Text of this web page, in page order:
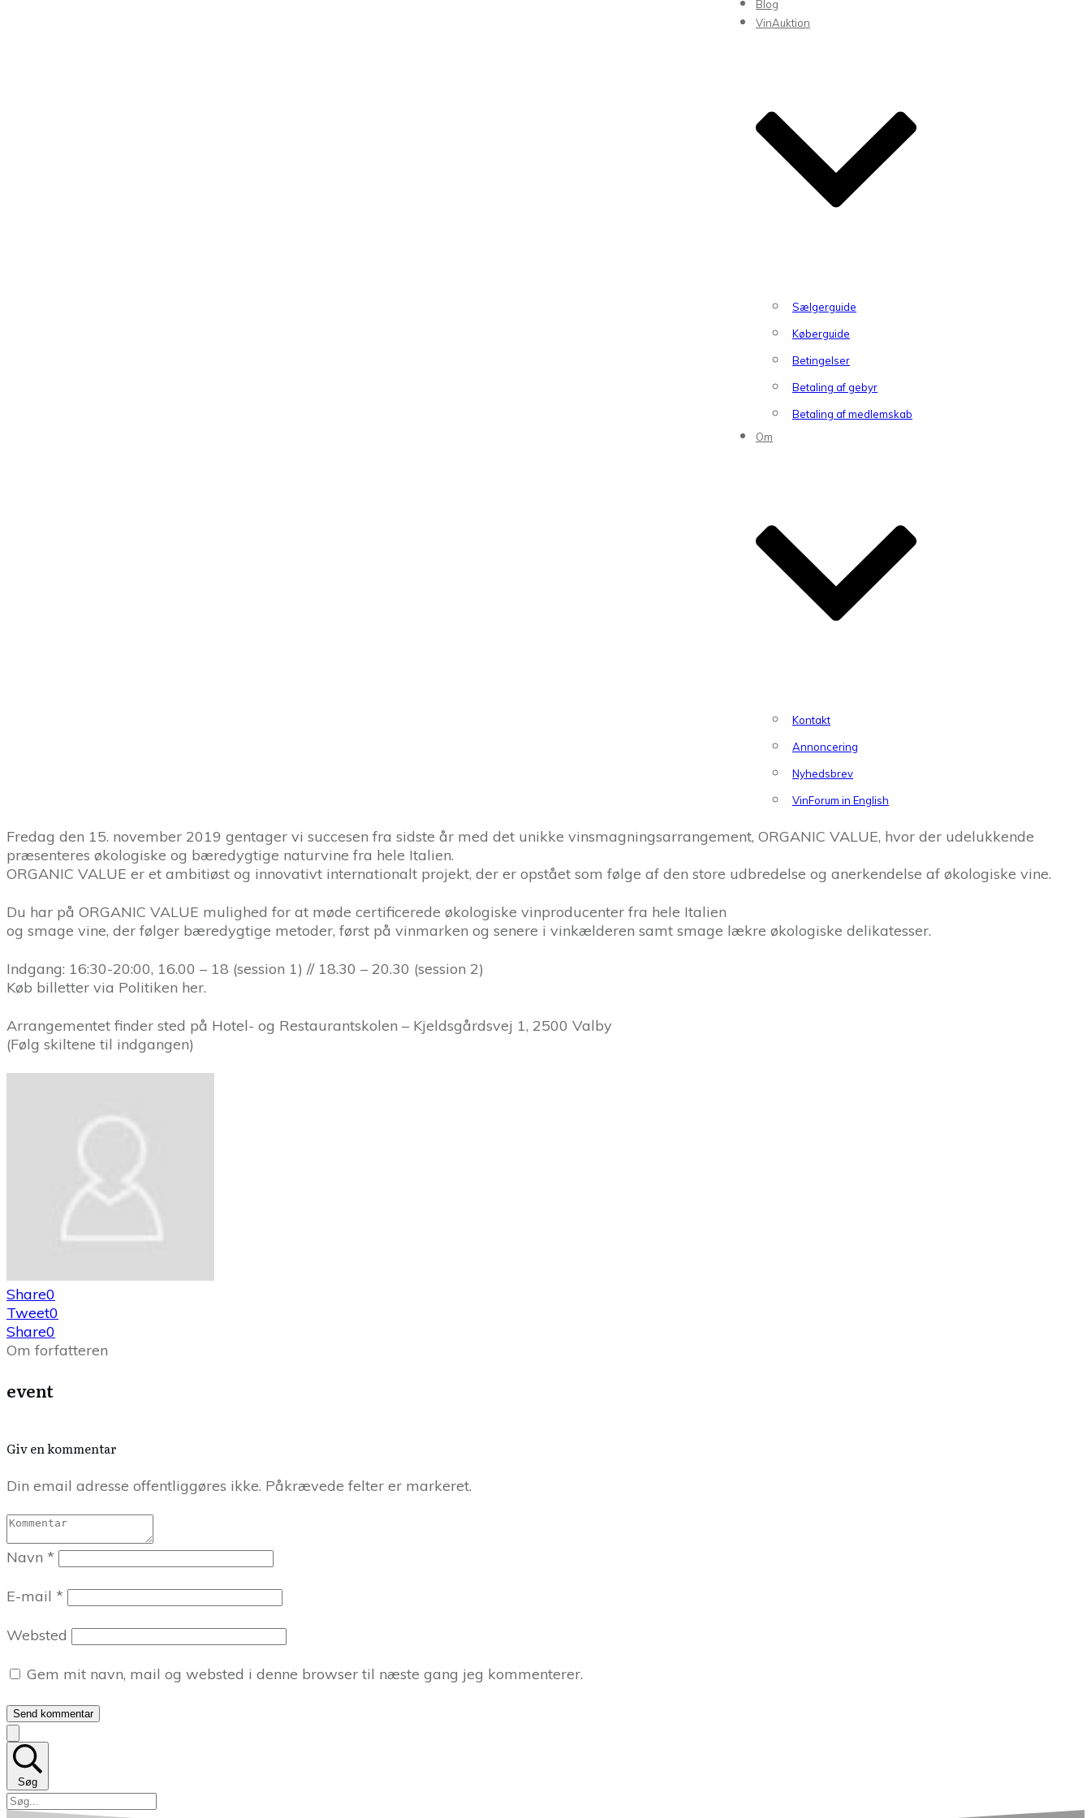
Blog
VinAuktion
Sælgerguide
Køberguide
Betingelser
Betaling af gebyr
Betaling af medlemskab
Om
Kontakt
Annoncering
Nyhedsbrev
VinForum in English
Fredag den 15. november 2019 gentager vi succesen fra sidste år med det unikke vinsmagningsarrangement, ORGANIC VALUE, hvor der udelukkende
præsenteres økologiske og bæredygtige naturvine fra hele Italien.
ORGANIC VALUE er et ambitiøst og innovativt internationalt projekt, der er opstået som følge af den store udbredelse og anerkendelse af økologiske vine.
Du har på ORGANIC VALUE mulighed for at møde certificerede økologiske vinproducenter fra hele Italien
og smage vine, der følger bæredygtige metoder, først på vinmarken og senere i vinkælderen samt smage lækre økologiske delikatesser.
Indgang: 16:30-20:00, 16.00 – 18 (session 1) // 18.30 – 20.30 (session 2)
Køb billetter via Politiken her.
Arrangementet finder sted på Hotel- og Restaurantskolen – Kjeldsgårdsvej 1, 2500 Valby
(Følg skiltene til indgangen)
Share0
Tweet0
Share0
Om forfatteren
event
Giv en kommentar
Din email adresse offentliggøres ikke. Påkrævede felter er markeret.
Navn *
E-mail *
Websted
Gem mit navn, mail og websted i denne browser til næste gang jeg kommenterer.
Send kommentar
Søg